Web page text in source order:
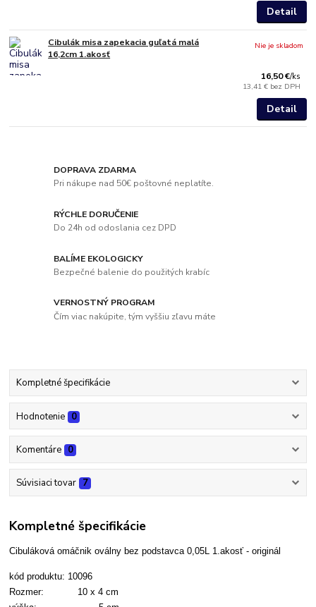
Detail
Cibulák misa zapekacia guľatá malá
16,2cm 1.akosť
16,50 €/ks
13,41 € bez DPH
Nie je skladom
Detail
DOPRAVA ZDARMA
Pri nákupe nad 50€ poštovné neplatíte.
RÝCHLE DORUČENIE
Do 24h od odoslania cez DPD
BALÍME EKOLOGICKY
Bezpečné balenie do použitých krabíc
VERNOSTNÝ PROGRAM
Čím viac nakúpite, tým vyššiu zľavu máte
Kompletné špecifikácie
Hodnotenie 0
Komentáre 0
Súvisiaci tovar 7
Kompletné špecifikácie
Cibuláková omáčnik oválny bez podstavca 0,05L 1.akosť - originál
kód produktu: 10096
Rozmer: 10 x 4 cm